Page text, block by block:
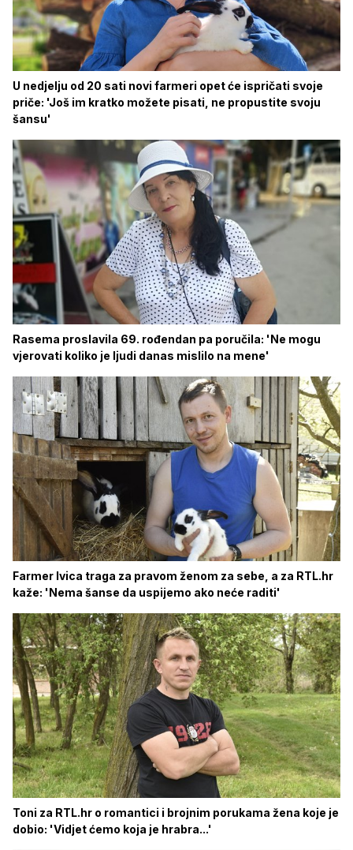
U nedjelju od 20 sati novi farmeri opet će ispričati svoje
priče: 'Još im kratko možete pisati, ne propustite svoju
šansu'
Rasema proslavila 69. rođendan pa poručila: 'Ne mogu
vjerovati koliko je ljudi danas mislilo na mene'
Farmer Ivica traga za pravom ženom za sebe, a za RTL.hr
kaže: 'Nema šanse da uspijemo ako neće raditi'
Toni za RTL.hr o romantici i brojnim porukama žena koje je
dobio: 'Vidjet ćemo koja je hrabra...'